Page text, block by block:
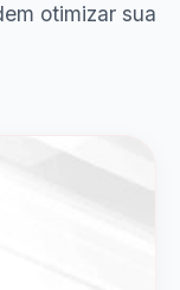
otimizar sua